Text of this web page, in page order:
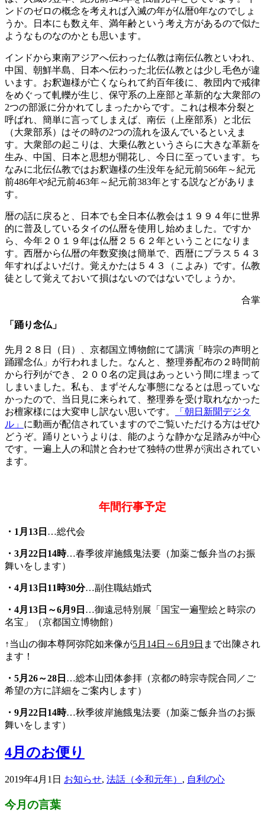
ンドのゼロの概念を考えれば入滅の年が仏暦0年なのでしょ
うか。日本にも数え年、満年齢という考え方があるので似た
ようなものなのかとも思います。
インドから東南アジアへ伝わった仏教は南伝仏教といわれ、
中国、朝鮮半島、日本へ伝わった北伝仏教とは少し毛色が違
います。お釈迦様が亡くなられて約百年後に、教団内で戒律
をめぐって軋轢が生じ、保守系の上座部と革新的な大衆部の
2つの部派に分かれてしまったからです。これは根本分裂と
呼ばれ、簡単に言ってしまえば、南伝（上座部系）と北伝
（大衆部系）はその時の2つの流れを汲んでいるといえま
す。大衆部の起こりは、大乗仏教というさらに大きな革新を
生み、中国、日本と思想が開花し、今日に至っています。ち
なみに北伝仏教ではお釈迦様の生没年を紀元前566年～紀元
前486年や紀元前463年～紀元前383年とする説などがありま
す。
暦の話に戻ると、日本でも全日本仏教会は１９９４年に世界
的に普及しているタイの仏暦を使用し始めました。ですか
ら、今年２０１９年は仏暦２５６２年ということになりま
す。西暦から仏暦の年数変換は簡単で、西暦にプラス５４３
年すればよいだけ。覚えかたは５４３（こよみ）です。仏教
徒として覚えておいて損はないのではないでしょうか。
合掌
「踊り念仏」
先月２８日（日）、京都国立博物館にて講演「時宗の声明と
踊躍念仏」が行われました。なんと、整理券配布の２時間前
から行列ができ、２００名の定員はあっという間に埋まって
しまいました。私も、まずそんな事態になるとは思っていな
かったので、当日見に来られて、整理券を受け取れなかった
お檀家様には大変申し訳ない思いです。
「朝日新聞デジタ
ル」 に動画が配信されていますのでご覧いただける方はぜひ
どうぞ。踊りというよりは、能のような静かな足踏みが中心
です。一遍上人の和讃と合わせて独特の世界が演出されてい
ます。
年間行事予定
・1月13日 …総代会
・3月22日14時…春季彼岸施餓鬼法要（加薬ご飯弁当のお振
舞いをします）
・ 4月13日11時30分…副住職結婚式
・ 4月13日～6月9日 …御遠忌特別展「国宝一遍聖絵と時宗の
名宝」（京都国立博物館）
↑当山の御本尊阿弥陀如来像が5月14日～6月9日 まで出陳され
ます！
・ 5月26～28日 …総本山団体参拝（京都の時宗寺院合同／ご
希望の方に詳細をご案内します）
・ 9月22日14時…秋季彼岸施餓鬼法要（加薬ご飯弁当のお振
舞いをします）
4月のお便り
2019年4月1日 お知らせ, 法話（令和元年） , 自利の心
今月の言葉